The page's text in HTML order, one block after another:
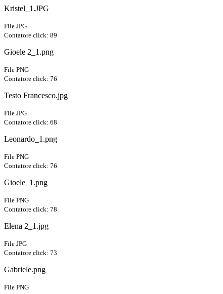
Kristel_1.JPG
File JPG
Contatore click: 89
Gioele 2_1.png
File PNG
Contatore click: 76
Testo Francesco.jpg
File JPG
Contatore click: 68
Leonardo_1.png
File PNG
Contatore click: 76
Gioele_1.png
File PNG
Contatore click: 78
Elena 2_1.jpg
File JPG
Contatore click: 73
Gabriele.png
File PNG